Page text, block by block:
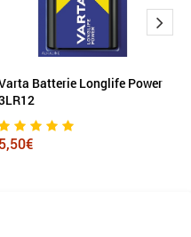
Batterie Longlife Power
5,50€